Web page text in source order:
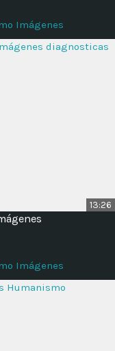
Imágenes
13:26
Imágenes